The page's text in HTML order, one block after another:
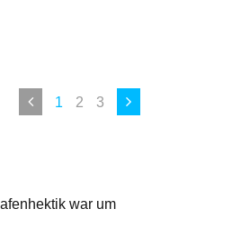
1 2 3
war um